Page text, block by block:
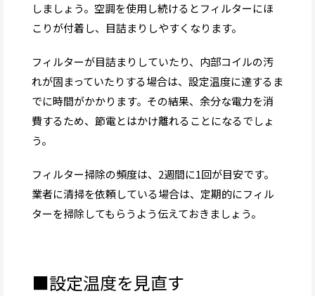
しましょう。空調を使用し続けるとフィルターにほ
こりが付着し、目詰まりしやすくなります。
フィルターが目詰まりしていたり、内部コイルの汚
れが固まっていたりする場合は、設定温度に達するま
でに時間がかかります。その結果、余分な電力を消
費するため、節電とはかけ離れることになるでしょ
う。
フィルター掃除の頻度は、2週間に1回が目安です。
業者に清掃を依頼している場合は、定期的にフィル
ターを掃除してもらうよう伝えておきましょう。
■設定温度を見直す